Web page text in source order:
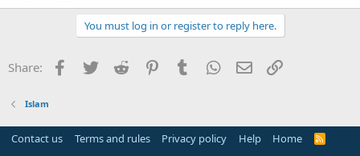
You must log in or register to reply here.
Share: Facebook
Twitter Reddit PinterestTumblr WhatsApp
Email
Islam
Contact us Terms and rules Privacy policy Help Home
R